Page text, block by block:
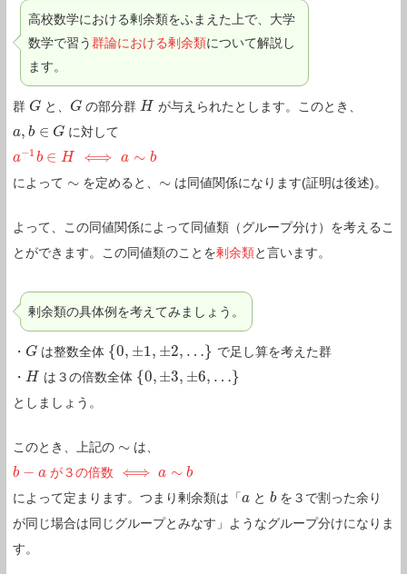
高校数学における剰余類をふまえた上で、大学
数学で習う群論における剰余類について解説し
ます。
群 G
G と、 G
G の部分群 H
H
が与えられたとします。このとき、
a, b ∈ G
a,b∈G
に対して
a−1 b ∈ H ⟺ a ∼ b
a−1b∈H⟺ a∼b
によって ∼
∼ を定めると、 ∼
∼ は同値関係になります(証明は後述)。
よって、この同値関係によって同値類（グループ分け）を考えるこ
とができます。この同値類のことを剰余類と言います。
剰余類の具体例を考えてみましょう。
・ G
G は整数全体 {0, ±1, ±2, …}
{ 0,± 1,±2 ,…}
で足し算を考えた群
・ H
H は３の倍数全体 {0, ±3, ±6, …}
{0,± 3,±6 ,…}
としましょう。
このとき、上記の ∼
∼ は、
b − a
b −a が３の倍数 ⟺
⟺ a ∼ b
a∼b
によって定まります。つまり剰余類は「a
a とb
bを３で割った余り
が同じ場合は同じグループとみなす」ようなグループ分けになりま
す。